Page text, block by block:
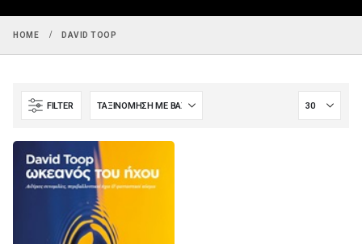
HOME DAVID TOOP
FILTER